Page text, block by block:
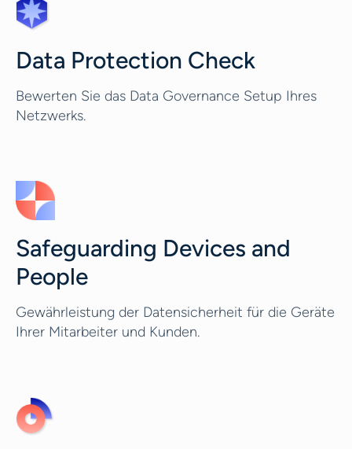
Data Protection Check
Bewerten Sie das Data Governance Setup Ihres
Netzwerks.
Safeguarding Devices and
People
Gewährleistung der Datensicherheit für die Geräte
Ihrer Mitarbeiter und Kunden.